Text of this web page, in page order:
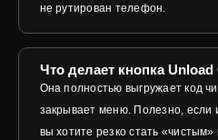
не рутирован телефон.
Что делает кнопка Unload
Она полностью выгружает код
закрывает меню. Полезно, если
вы хотите резко стать